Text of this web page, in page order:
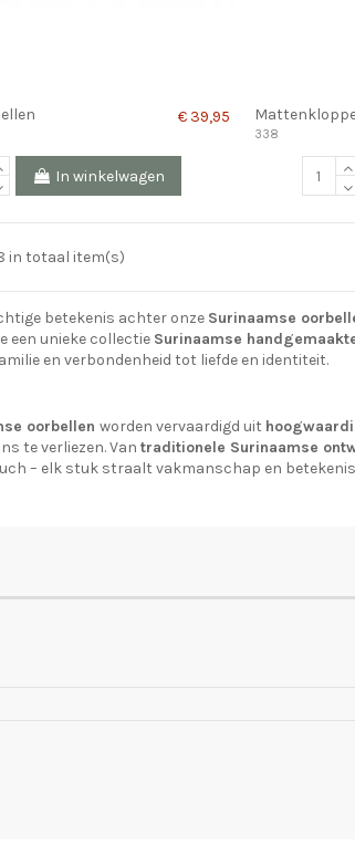
€ 39,95
In winkelwagen
338
in totaal item(s)
betekenis achter onze Surinaamse
een unieke collectie Surinaamse
en verbondenheid tot liefde en identiteit.
oorbellen worden vervaardigd uit
te verliezen. Van traditionele Surinaamse
– elk stuk straalt vakmanschap en